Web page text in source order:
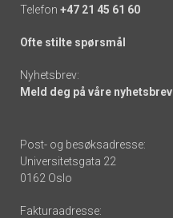
Telefon +47 21 45 61 60
Ofte stilte spørsmål
Nyhetsbrev:
Meld deg på våre nyhetsbrev
Post- og besøksadresse:
Universitetsgata 22
0162 Oslo
Fakturaadresse: